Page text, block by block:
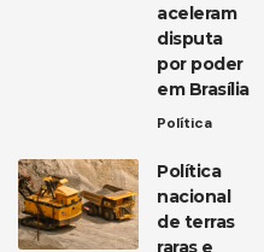
aceleram
disputa
por poder
em Brasília
Política
Política
nacional
de terras
raras e